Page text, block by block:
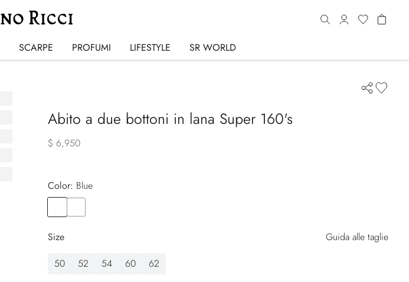
SCARPE PROFUMI LIFESTYLE SR WORLD
Abito a due bottoni in lana Super 160's
$ 6,950
Color:
blue
Size
Guida alle taglie
50
52 54 60 62